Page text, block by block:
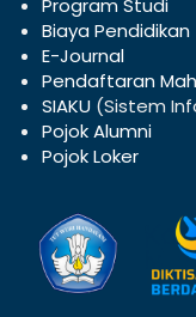
Program Studi
Biaya Pendidikan
E-Journal
Pendaftaran
SIAKU (Sistem
Pojok Alumni
Pojok Loker